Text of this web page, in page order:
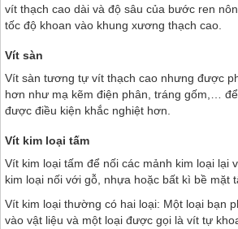
vít thạch cao dài và độ sâu của bước ren
tốc độ khoan vào khung xương thạch cao.
Vít sàn
Vít sàn tương tự vít thạch cao nhưng được
hơn như mạ kẽm điện phân, tráng gốm,…
được điều kiện khắc nghiệt hơn.
Vít kim loại tấm
Vít kim loại tấm để nối các mảnh kim loại lại
kim loại nối với gỗ, nhựa hoặc bất kì bề mặt
Vít kim loại thường có hai loại: Một loại bạn
vào vật liệu và một loại được gọi là vít tự